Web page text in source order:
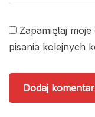
Zapamiętaj
pisania kolejnych